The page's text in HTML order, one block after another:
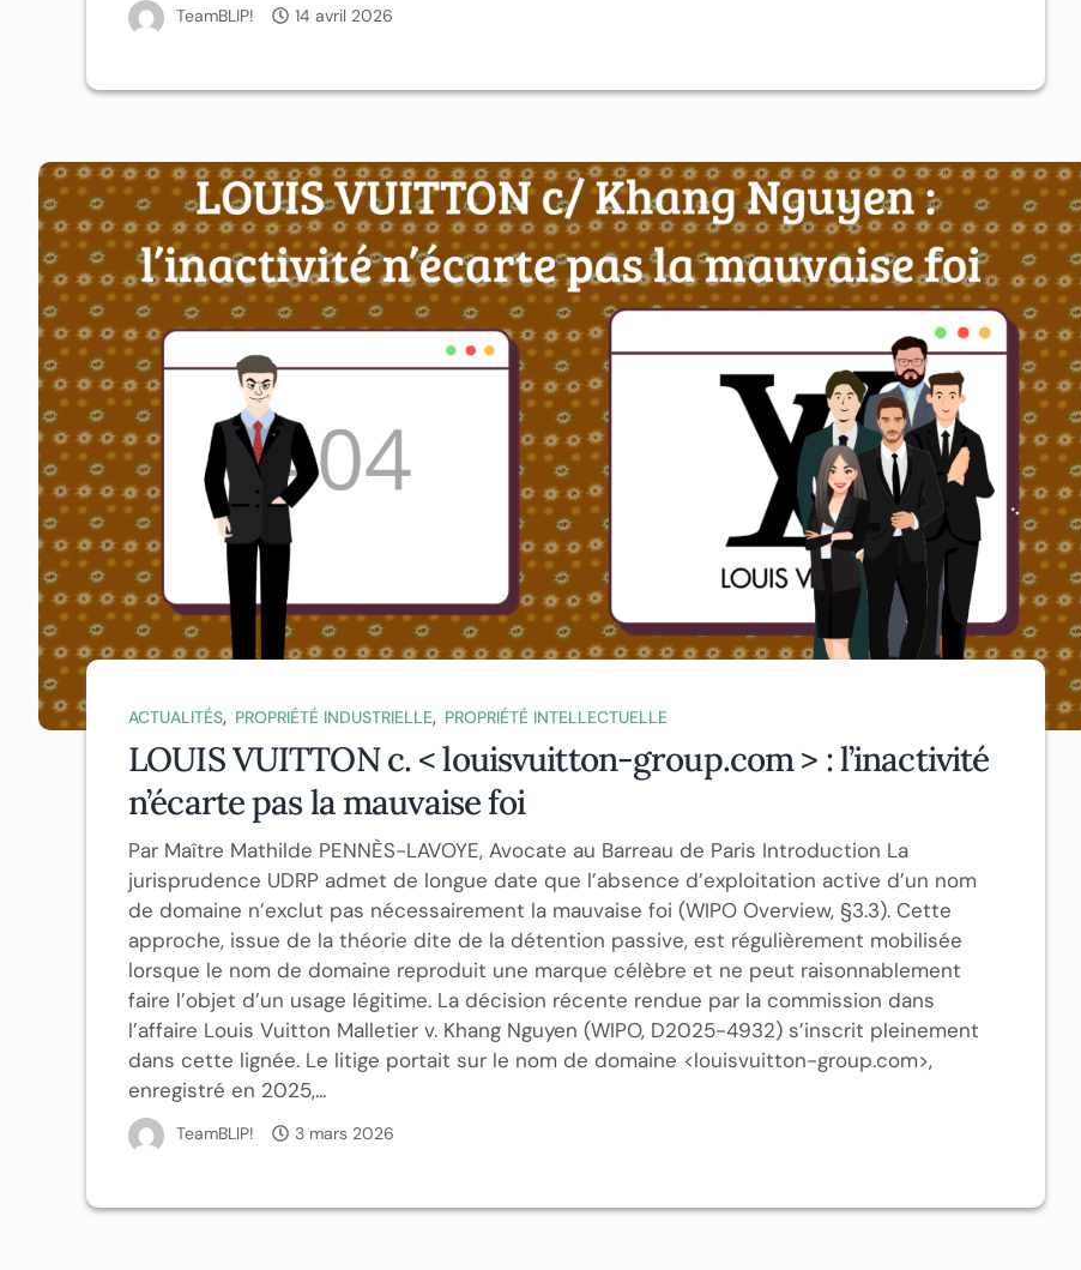
TeamBLIP! 14 avril 2026
ACTUALITÉS, PROPRIÉTÉ INDUSTRIELLE, PROPRIÉTÉ INTELLECTUELLE
LOUIS VUITTON c. < louisvuitton-group.com > : l’inactivité
n’écarte pas la mauvaise foi
Par Maître Mathilde PENNÈS-LAVOYE, Avocate au Barreau de Paris Introduction La
jurisprudence UDRP admet de longue date que l’absence d’exploitation active d’un nom
de domaine n’exclut pas nécessairement la mauvaise foi (WIPO Overview, §3.3). Cette
approche, issue de la théorie dite de la détention passive, est régulièrement mobilisée
lorsque le nom de domaine reproduit une marque célèbre et ne peut raisonnablement
faire l’objet d’un usage légitime. La décision récente rendue par la commission dans
l’affaire Louis Vuitton Malletier v. Khang Nguyen (WIPO, D2025-4932) s’inscrit pleinement
dans cette lignée. Le litige portait sur le nom de domaine <louisvuitton-group.com>,
enregistré en 2025,...
TeamBLIP! 3 mars 2026